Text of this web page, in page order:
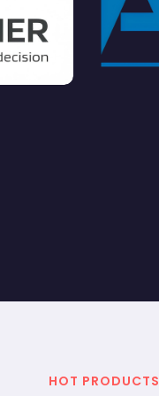
HOT PRODUCTS